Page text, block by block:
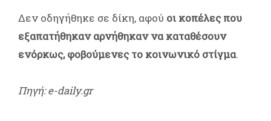
Δεν οδηγήθηκε σε δίκη, αφού οι κοπέλες που
εξαπατήθηκαν αρνήθηκαν να καταθέσουν
ενόρκως, φοβούμενες το κοινωνικό στίγμα.
Πηγή: e-daily.gr